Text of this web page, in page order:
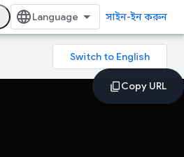
সাইন-ইন করুন